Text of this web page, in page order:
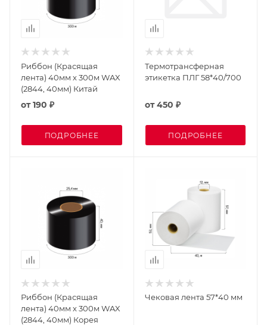
Риббон (Красящая
лента) 40мм х 300м WAX
(2844, 40мм) Китай
от190 ₽
ПОДРОБНЕЕ
Термотрансферная
этикетка ПЛГ 58*40/700
от450 ₽
ПОДРОБНЕЕ
Риббон (Красящая
лента) 40мм х 300м WAX
(2844, 40мм) Корея
Чековая лента 57*40 мм